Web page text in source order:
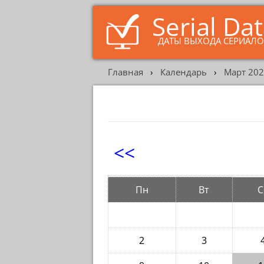
Serial
ДАТЫ ВЫХОДА
Главная › Календарь › Март
<<
Пн Вт
2
3